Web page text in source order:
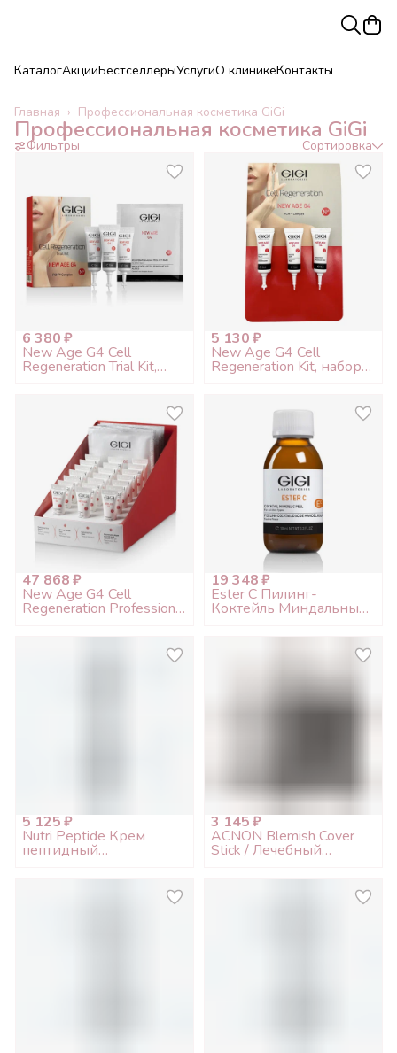
КаталогАкцииБестселлерыУслугиО клиникеКонтакты
Профессиональная косметика GiGi
Главная ›
Профессиональная косметика GiGi
Фильтры Сортировка
6 380 ₽
New Age G4 Cell
Regeneration Trial Kit,
5 130 ₽
New Age G4 Cell
Regeneration Kit, набор
47 868 ₽
New Age G4 Cell
Regeneration Professional
процедур (без
19 348 ₽
Ester C Пилинг-
Коктейль Миндальный \
100мл (Срок годности
5 125 ₽
Nutri Peptide Крем
пептидный
молочной кислотой \
Lactic Cream 50мл (Срок
3 145 ₽
ACNON Blemish Cover
Stick / Лечебный
проблемной кожи, 5гр